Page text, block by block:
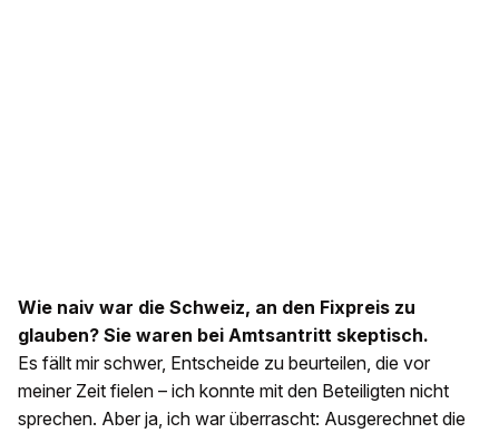
Wie naiv war die Schweiz, an den Fixpreis zu
glauben? Sie waren bei Amtsantritt skeptisch.
Es fällt mir schwer, Entscheide zu beurteilen, die vor
meiner Zeit fielen – ich konnte mit den Beteiligten nicht
sprechen. Aber ja, ich war überrascht: Ausgerechnet die